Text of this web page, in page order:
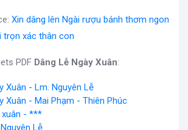
Xin dâng lên Ngài rượu bánh thơm ngon
trọn xác thân con
PDF Dâng Lễ Ngày Xuân:
Xuân - Lm. Nguyên Lễ
Xuân - Mai Phạm - Thiên Phúc
xuân - ***
Lễ